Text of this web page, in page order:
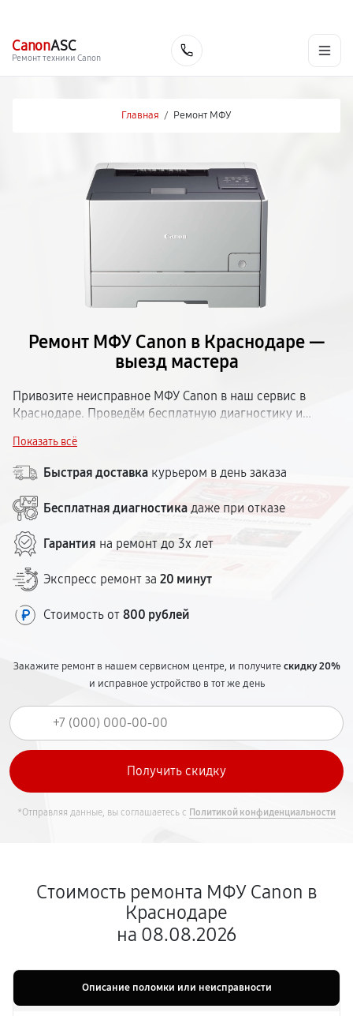
CanonASC
Ремонт техники Canon
Главная / Ремонт МФУ
Ремонт МФУ Canon в Краснодаре —
выезд мастера
Привозите неисправное МФУ Canon в наш сервис в
Краснодаре. Проведём бесплатную диагностику и
струйными моделями Кэнон для дома и офиса.
Стоимость согласовываем заранее, без скрытых доплат.
Срок — от 1 до 5 рабочих дней. Гарантия — до 12
месяцев. Центр в доступной части города.
Показать всё
Быстрая доставка курьером в день заказа
Бесплатная диагностика даже при отказе
Гарантия на ремонт до 3х лет
Экспресс ремонт за 20 минут
Стоимость от 800 рублей
Закажите ремонт в нашем сервисном центре, и получитескидку 20%
и исправное устройство в тот же день
*Отправляя данные, вы соглашаетесь с Политикой конфиденциальности
Стоимость ремонта МФУ Canon в
Краснодаре
на 08.08.2026
Описание поломки или неисправности